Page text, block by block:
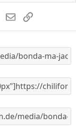
WhatsApp
E-MailLink